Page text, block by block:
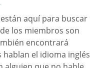
aquí para buscar
los miembros son
encontrará
el idioma inglés